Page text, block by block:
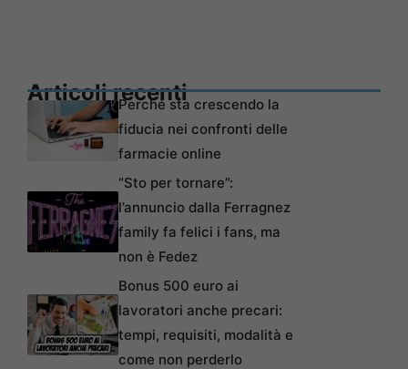
Articoli recentiPerché sta crescendo la
fiducia nei confronti delle
farmacie online
“Sto per tornare”:
l’annuncio dalla Ferragnez
family fa felici i fans, ma
non è Fedez
Bonus 500 euro ai
lavoratori anche precari:
tempi, requisiti, modalità e
come non perderlo